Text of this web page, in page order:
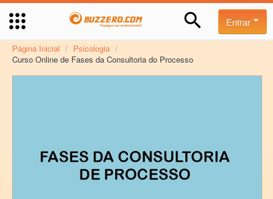
Entrar
Página Inicial / Psicologia /
Curso Online de Fases da Consultoria do Processo